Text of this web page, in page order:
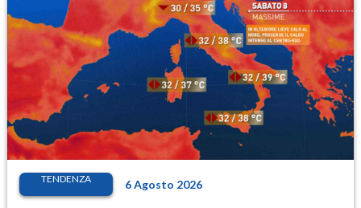
TENDENZA 6 Agosto 2026